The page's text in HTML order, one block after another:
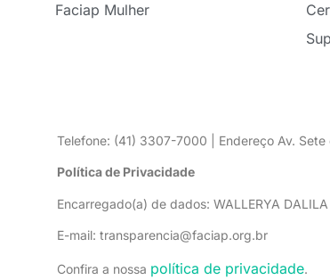
Faciap Mulher
Telefone: (41) 3307-7000 | Endereço Av.
Política de Privacidade
Encarregado(a) de dados: WALLERYA
E-mail: transparencia@faciap.org.br
Confira a nossa política de privacidade.